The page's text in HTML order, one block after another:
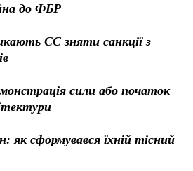
до ФБР
ЄС зняти санкції з
сили або початок
як сформувався їхній тісний